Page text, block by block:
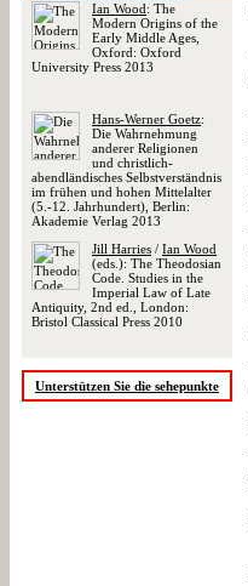
Ian Wood: The
Modern Origins of the
Early Middle Ages,
Oxford: Oxford
University Press 2013
Hans-Werner Goetz:
Die Wahrnehmung
anderer Religionen
und christlich-
abendländisches Selbstverständnis
im frühen und hohen Mittelalter
(5.-12. Jahrhundert), Berlin:
Akademie Verlag 2013
Jill Harries / Ian Wood
(eds.): The Theodosian
Code. Studies in the
Imperial Law of Late
Antiquity, 2nd ed., London:
Bristol Classical Press 2010
Unterstützen Sie die sehepunkte